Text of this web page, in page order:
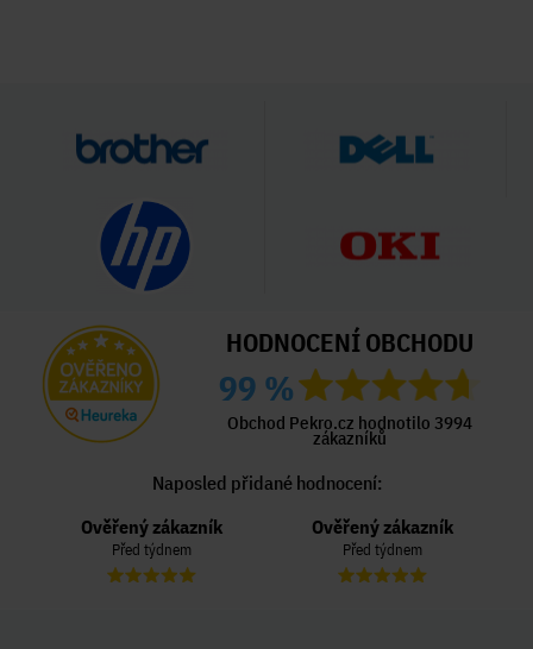
HODNOCENÍ OBCHODU
99 %
Obchod Pekro.cz hodnotilo 3994
zákazníků
Naposled přidané hodnocení:
Ověřený zákazník
Před týdnem
Ověřený zákazník
Před týdnem